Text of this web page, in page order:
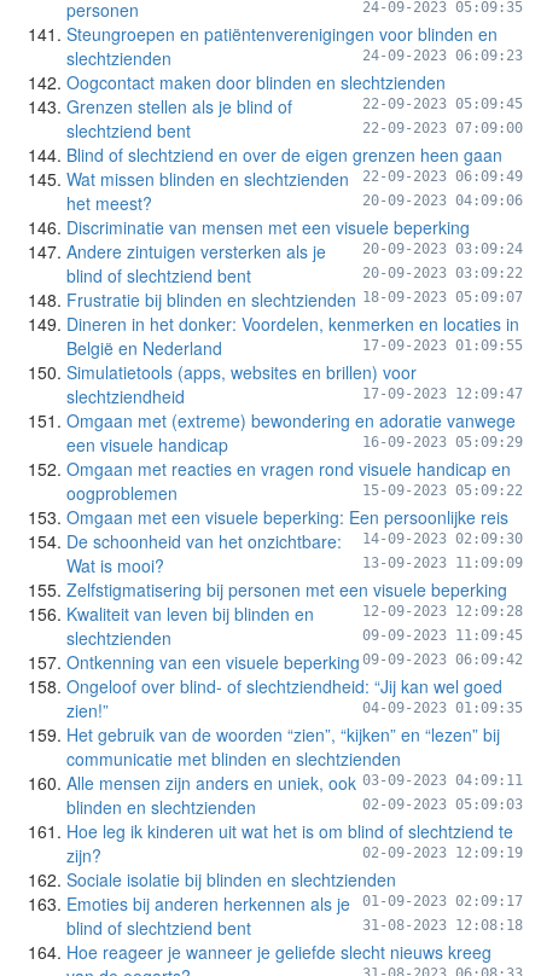
personen
24-09-2023 05:09:35
Steungroepen en patiëntenverenigingen voor blinden en
slechtzienden
24-09-2023 06:09:23
Oogcontact maken door blinden en slechtzienden
22-09-2023 05:09:45
Grenzen stellen als je blind of
slechtziend bent
22-09-2023 07:09:00
Blind of slechtziend en over de eigen grenzen heen gaan
22-09-2023 06:09:49
Wat missen blinden en slechtzienden
het meest?
20-09-2023 04:09:06
Discriminatie van mensen met een visuele beperking
20-09-2023 03:09:24
Andere zintuigen versterken als je
blind of slechtziend bent
20-09-2023 03:09:22
Frustratie bij blinden en slechtzienden 18-09-2023 05:09:07
Dineren in het donker: Voordelen, kenmerken en locaties in
België en Nederland
17-09-2023 01:09:55
Simulatietools (apps, websites en brillen) voor
slechtziendheid
17-09-2023 12:09:47
Omgaan met (extreme) bewondering en adoratie vanwege
een visuele handicap
16-09-2023 05:09:29
Omgaan met reacties en vragen rond visuele handicap en
oogproblemen
15-09-2023 05:09:22
Omgaan met een visuele beperking: Een persoonlijke reis
14-09-2023 02:09:30
De schoonheid van het onzichtbare:
Wat is mooi?
13-09-2023 11:09:09
Zelfstigmatisering bij personen met een visuele beperking
12-09-2023 12:09:28
Kwaliteit van leven bij blinden en
slechtzienden
09-09-2023 11:09:45
Ontkenning van een visuele beperking 09-09-2023 06:09:42
Ongeloof over blind- of slechtziendheid: “Jij kan wel goed
zien!”
04-09-2023 01:09:35
Het gebruik van de woorden “zien”, “kijken” en “lezen” bij
communicatie met blinden en slechtzienden
03-09-2023 04:09:11
Alle mensen zijn anders en uniek, ook
blinden en slechtzienden
02-09-2023 05:09:03
Hoe leg ik kinderen uit wat het is om blind of slechtziend te
zijn?
02-09-2023 12:09:19
Sociale isolatie bij blinden en slechtzienden
01-09-2023 02:09:17
Emoties bij anderen herkennen als je
blind of slechtziend bent
31-08-2023 12:08:18
Hoe reageer je wanneer je geliefde slecht nieuws kreeg